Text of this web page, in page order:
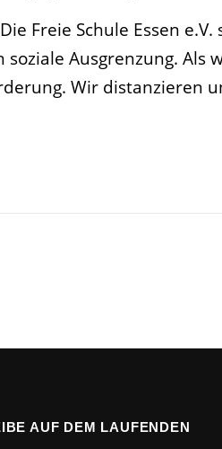
Freie Schule Essen
Ausgrenzung.
Wir distanzieren
AUF DEM LAUFENDEN